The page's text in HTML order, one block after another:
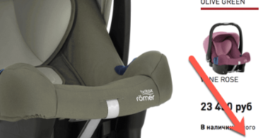
коляска была уже у нас.
Спасибо, что идете на
встречу покупателям и
предоставляете такую
услугу!